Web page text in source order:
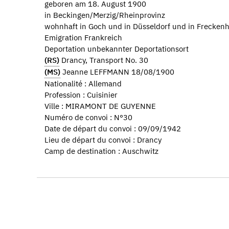
geboren am 18. August 1900
in Beckingen/Merzig/Rheinprovinz
wohnhaft in Goch und in Düsseldorf und in
Emigration Frankreich
Deportation unbekannter Deportationsort
(RS) Drancy, Transport No. 30
(MS) Jeanne LEFFMANN 18/08/1900
Nationalité : Allemand
Profession : Cuisinier
Ville : MIRAMONT DE GUYENNE
Numéro de convoi : N°30
Date de départ du convoi : 09/09/1942
Lieu de départ du convoi : Drancy
Camp de destination : Auschwitz